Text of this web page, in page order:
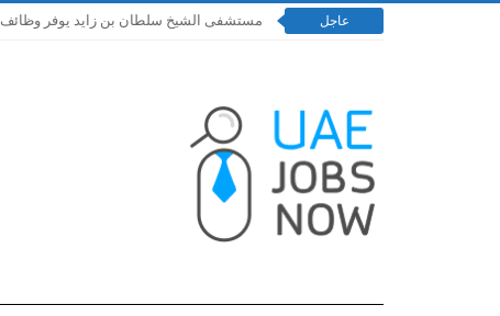
عاجل مستشفى الشيخ سلطان بن زايد يوفر وظائف إدارية